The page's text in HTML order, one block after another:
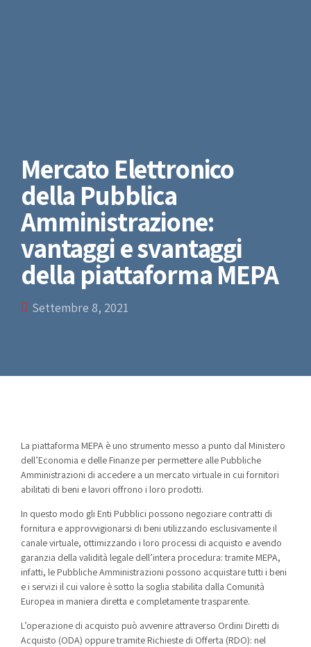
Mercato Elettronico
della Pubblica
Amministrazione:
vantaggi e svantaggi
della piattaforma MEPA
Settembre 8, 2021
La piattaforma MEPA è uno strumento messo a punto dal Ministero
dell’Economia e delle Finanze per permettere alle Pubbliche
Amministrazioni di accedere a un mercato virtuale in cui fornitori
abilitati di beni e lavori offrono i loro prodotti.
In questo modo gli Enti Pubblici possono negoziare contratti di
fornitura e approvvigionarsi di beni utilizzando esclusivamente il
canale virtuale, ottimizzando i loro processi di acquisto e avendo
garanzia della validità legale dell’intera procedura: tramite MEPA,
infatti, le Pubbliche Amministrazioni possono acquistare tutti i beni
e i servizi il cui valore è sotto la soglia stabilita dalla Comunità
Europea in maniera diretta e completamente trasparente.
L’operazione di acquisto può avvenire attraverso Ordini Diretti di
Acquisto (ODA) oppure tramite Richieste di Offerta (RDO): nel